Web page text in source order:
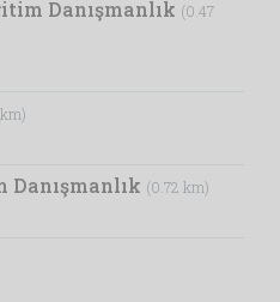
Danışmanlık (0.47
Danışmanlık (0.72 km)